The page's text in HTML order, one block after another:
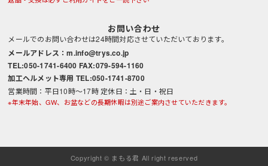
お問い合わせ
メールでのお問い合わせは24時間対応させていただいております。
メールアドレス：m.info@trys.co.jp
TEL:050-1741-6400 FAX:079-594-1160
加工ヘルメット専用 TEL:050-1741-8700
営業時間：平日10時～17時 定休日：土・日・祝日
※年末年始、GW、お盆などの長期休暇は別途ご案内させていただきます。
Copyright © まもる君 All right reserved